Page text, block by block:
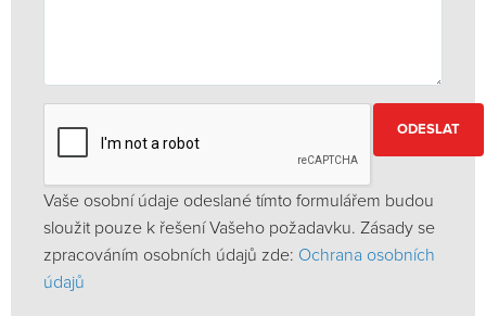
ODESLAT
Vaše osobní údaje odeslané tímto formulářem budou
sloužit pouze k řešení Vašeho požadavku. Zásady se
zpracováním osobních údajů zde: Ochrana osobních
údajů